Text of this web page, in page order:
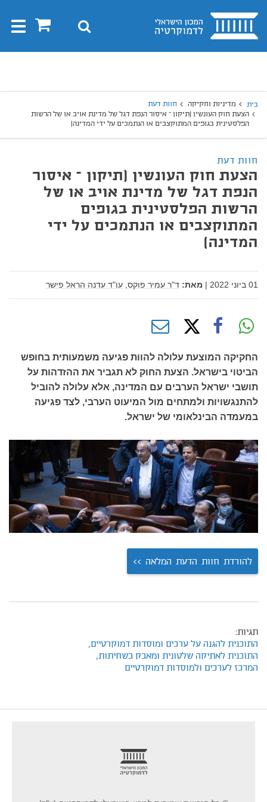
בית 0 חיפוש
בית מדיניות וחקיקה
חוות דעת
הצעת חוק העונשין (תיקון – איסור הנפת דגל של מדינת אויב או של הרשות
הפלסטינית בגופים המתוקצבים או הנתמכים על ידי המדינה)
חוות דעת
הצעת חוק העונשין (תיקון – איסור
הנפת דגל של מדינת אויב או של
הרשות הפלסטינית בגופים
המתוקצבים או הנתמכים על ידי
המדינה)
01 ביוני 2022 | מאת: ד"ר עמיר פוקס, עו"ד עדנה הראל פישר
החקיקה המוצעת עלולה להוות פגיעה משמעותית בחופש
הביטוי בישראל. הצעת החוק לא תגביר את ההזדהות על
תושבי ישראל הערבים עם המדינה, אלא עלולה להוביל
להתנגשויות ולמתחים מול המיעוט הערבי, לצד פגיעה
במעמדה הבינלאומי של ישראל.
להורדת חוות הדעת המלאה >>
תגיות:
התוכנית להגנה על ערכים ומוסדות דמוקרטיים,
התוכנית לאתיקה שלטונית ומאבק בשחיתות,
המרכז לערכים ולמוסדות דמוקרטיים